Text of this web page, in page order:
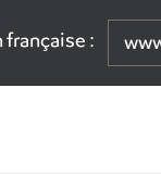
française :